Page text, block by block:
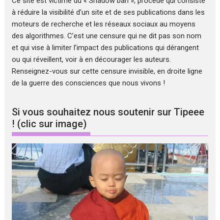
à réduire la visibilité d’un site et de ses publications dans les
moteurs de recherche et les réseaux sociaux au moyens
des algorithmes. C’est une censure qui ne dit pas son nom
et qui vise à limiter l’impact des publications qui dérangent
ou qui réveillent, voir à en décourager les auteurs.
Renseignez-vous sur cette censure invisible, en droite ligne
de la guerre des consciences que nous vivons !
Si vous souhaitez nous soutenir sur Tipeee
! (clic sur image)